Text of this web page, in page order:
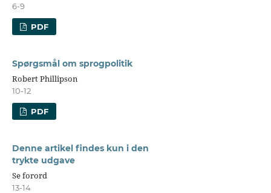
6-9
PDF
Spørgsmål om sprogpolitik
Robert Phillipson
10-12
PDF
Denne artikel findes kun i den
trykte udgave
Se forord
13-14